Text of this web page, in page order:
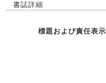
書誌詳細
標題および責任表示